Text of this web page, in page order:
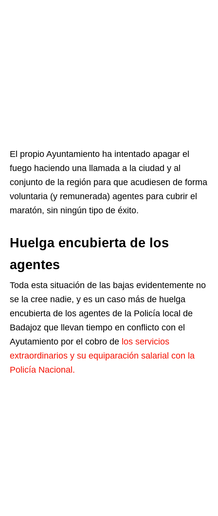
El propio Ayuntamiento ha intentado apagar el
fuego haciendo una llamada a la ciudad y al
conjunto de la región para que acudiesen de forma
voluntaria (y remunerada) agentes para cubrir el
maratón, sin ningún tipo de éxito.
Huelga encubierta de los
agentes
Toda esta situación de las bajas evidentemente no
se la cree nadie, y es un caso más de huelga
encubierta de los agentes de la Policía local de
Badajoz que llevan tiempo en conflicto con el
Ayutamiento por el cobro de los servicios
extraordinarios y su equiparación salarial con la
Policía Nacional.